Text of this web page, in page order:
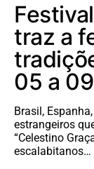
traz a
05 a
Brasil,
estrangeiros
“Celestino
escalabitanos…